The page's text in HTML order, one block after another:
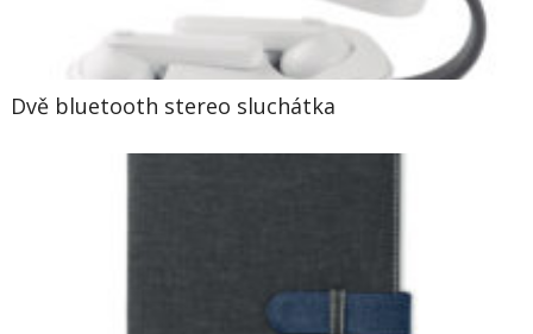
Dvě bluetooth stereo sluchátka